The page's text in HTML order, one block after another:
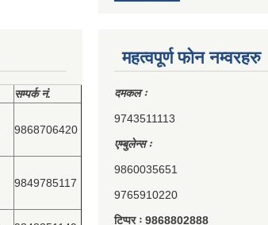
सम्‍पर्क नं.
9868706420
9849785117
महत्वपूर्ण फोन नम्वरहरु
दमकल ः
9743511113
एम्बुलेन्स ः
9860035651
9765910220
टिप्पर ः 9868802888